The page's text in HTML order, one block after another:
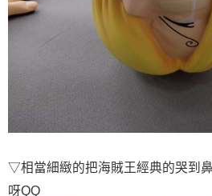
▽相當細緻的把海賊王經典的哭到
呀QQ